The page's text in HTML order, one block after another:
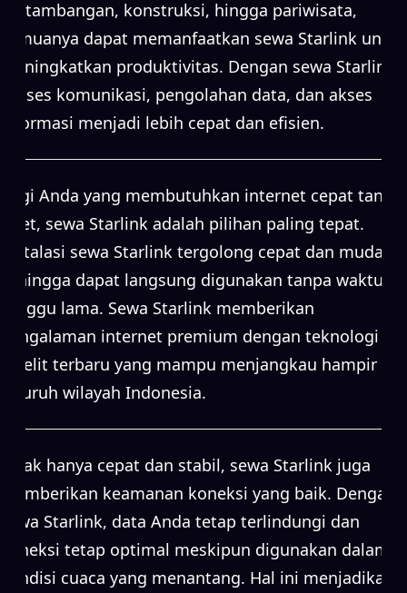
pertambangan, konstruksi, hingga pariwisata,
semuanya dapat memanfaatkan sewa Starlink untuk
meningkatkan produktivitas. Dengan sewa Starlink,
proses komunikasi, pengolahan data, dan akses
informasi menjadi lebih cepat dan efisien.
Bagi Anda yang membutuhkan internet cepat tanpa
ribet, sewa Starlink adalah pilihan paling tepat.
Instalasi sewa Starlink tergolong cepat dan mudah,
sehingga dapat langsung digunakan tanpa waktu
tunggu lama. Sewa Starlink memberikan
pengalaman internet premium dengan teknologi
satelit terbaru yang mampu menjangkau hampir
seluruh wilayah Indonesia.
Tidak hanya cepat dan stabil, sewa Starlink juga
memberikan keamanan koneksi yang baik. Dengan
sewa Starlink, data Anda tetap terlindungi dan
koneksi tetap optimal meskipun digunakan dalam
kondisi cuaca yang menantang. Hal ini menjadikan